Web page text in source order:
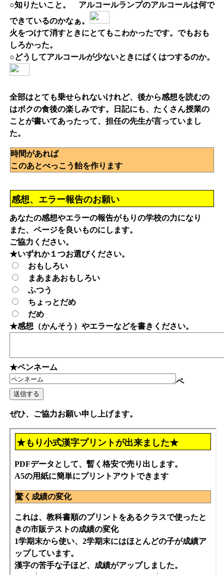
○知りたいこと。 アルコールランプのアルコールは何で
できているのかなぁ。
火をつけて消すときにとてもこわかったです。でもおも
しろかった。
○どうしてアルコールが少ないときにばくはつするのか。
全部はとても乗せられないけれど、後から感想を読むの
はボクの食後の楽しみです。日記にも、たくさん授業の
ことが書いてあったって、担任の先生が言っていまし
た。
時間があれば
このあとべっこう飴を作ります
感想、エラー報告のお願い
あなたの感想やエラーの報告がもりの学校の力になり
また、ページを良いものにします。
ご協力ください。
★いずれか１つお選びください。
おもしろい
まあまあおもしろい
ふつう
ちょっとだめ
だめ
★感想（かんそう）やエラーなどを書きください。
★ペンネーム
ペ
ぜひ、ご協力お願い申し上げます。